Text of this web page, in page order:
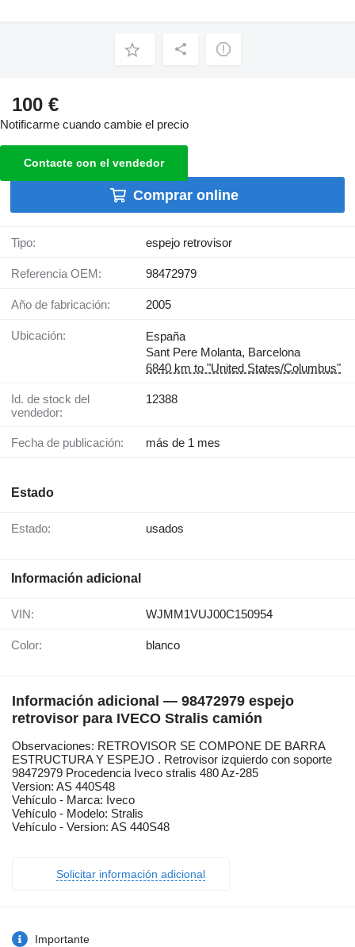
100 €
Notificarme cuando cambie el precio
Contacte con el vendedor
Comprar online
Tipo: espejo retrovisor
Referencia OEM: 98472979
Año de fabricación: 2005
Ubicación:
España
Sant Pere Molanta, Barcelona
6840 km to "United States/Columbus"
Id. de stock del
vendedor:
12388
Fecha de publicación: más de 1 mes
Estado
Estado: usados
Información adicional
VIN: WJMM1VUJ00C150954
Color: blanco
Información adicional — 98472979 espejo
retrovisor para IVECO Stralis camión
Observaciones: RETROVISOR SE COMPONE DE BARRA
ESTRUCTURA Y ESPEJO . Retrovisor izquierdo con soporte
98472979 Procedencia Iveco stralis 480 Az-285
Version: AS 440S48
Vehículo - Marca: Iveco
Vehículo - Modelo: Stralis
Vehículo - Version: AS 440S48
Solicitar información adicional
Importante